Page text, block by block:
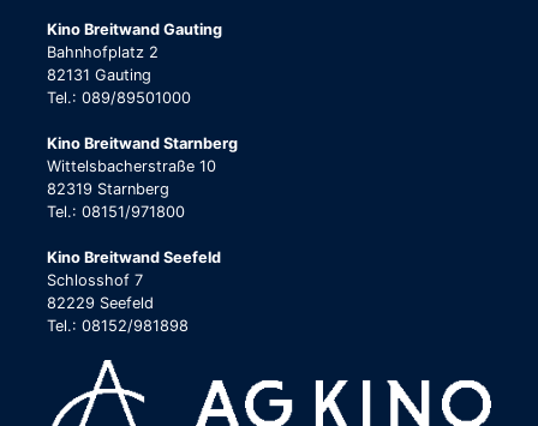
Kino Breitwand Gauting
Bahnhofplatz 2
82131 Gauting
Tel.: 089/89501000
Kino Breitwand Starnberg
Wittelsbacherstraße 10
82319 Starnberg
Tel.: 08151/971800
Kino Breitwand Seefeld
Schlosshof 7
82229 Seefeld
Tel.: 08152/981898